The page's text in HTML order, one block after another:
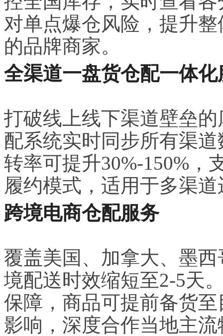
对单点爆仓风险，提升
的品牌商家。
全渠道一盘货仓配一体化
打破线上线下渠道壁垒
配系统实时同步所有渠
转率可提升30%-150%，
履约模式，适用于多渠
跨境电商仓配服务
覆盖美国、加拿大、墨
境配送时效缩短至2-5天
保障，商品可提前备货
影响，深度合作当地主